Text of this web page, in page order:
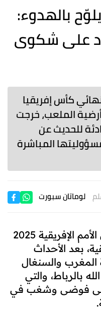
بالهدوء:
على شكوى
كأس إفريقيا
أرضية الملعب، خرجت
للحديث عن
المباشرة
لوماتان سبورت
ما زالت تداعيات نهائي كأس الأمم الإفريقية 2025
بعد الأحداث
المغرب والسنغال
بالرباط، والتي
فوضى وشغب في